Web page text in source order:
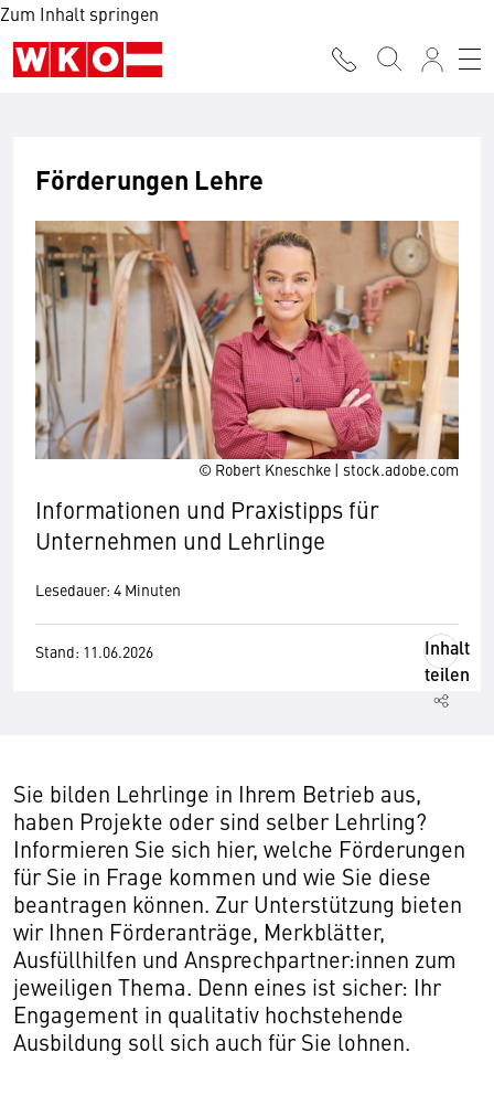
Zum Inhalt springen
© Robert Kneschke | stock.adobe.com
Förderungen Lehre
Informationen und Praxistipps für
Unternehmen und Lehrlinge
Lesedauer: 4 Minuten
Stand: 11.06.2026
Inhalt
teilen
Sie bilden Lehrlinge in Ihrem Betrieb aus,
haben Projekte oder sind selber Lehrling?
Informieren Sie sich hier, welche Förderungen
für Sie in Frage kommen und wie Sie diese
beantragen können. Zur Unterstützung bieten
wir Ihnen Förderanträge, Merkblätter,
Ausfüllhilfen und Ansprechpartner:innen zum
jeweiligen Thema. Denn eines ist sicher: Ihr
Engagement in qualitativ hochstehende
Ausbildung soll sich auch für Sie lohnen.